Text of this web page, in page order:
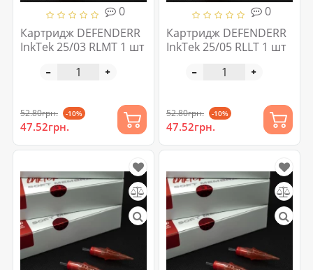
0
Картридж DEFENDERR
InkTek 25/03 RLMT 1 шт
52.80грн. -10%
47.52грн.
0
Картридж DEFENDERR
InkTek 25/05 RLLT 1 шт
52.80грн. -10%
47.52грн.